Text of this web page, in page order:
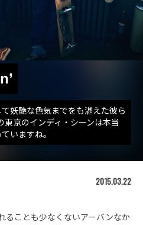
妖艶な色気までをも湛えた彼ら
京のインディ・シーンは本当
いますね。
2015.03.22
ることも少なくないアーバンなか